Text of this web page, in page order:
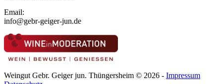
Email:
info@gebr-geiger-jun.de
Weingut Gebr. Geiger jun. Thüngersheim © 2026 - Impressum